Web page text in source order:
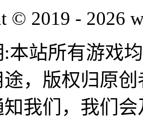
© 2019 - 2026
本站所有游戏
途，版权归原
我们，我们